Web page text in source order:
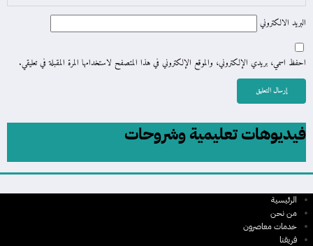
البريد الالكتروني
احفظ اسمي، بريدي الإلكتروني، والموقع الإلكتروني في هذا المتصفح لاستخدامها المرة المقبلة في تعليقي.
فيديوهات تعليمية وشروحات
الرئيسية
من نحن
خدمات معاصرون
فريقنا